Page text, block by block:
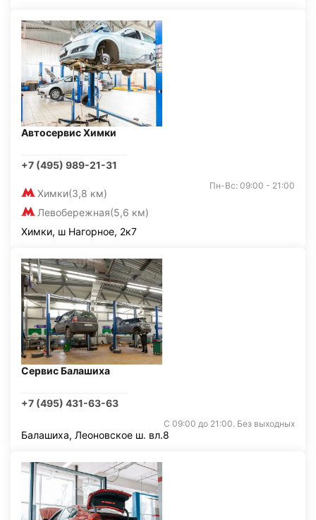
Автосервис Химки
+7 (495) 989-21-31
Химки(3,8 км)
Левобережная(5,6 км)
Пн-Вс: 09:00 - 21:00
Химки, ш Нагорное, 2к7
Сервис Балашиха
+7 (495) 431-63-63
С 09:00 до 21:00. Без выходных
Балашиха, Леоновское ш. вл.8